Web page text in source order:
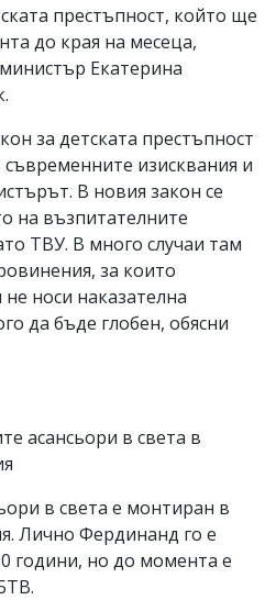
престъпност, който ще
до края на месеца,
Екатерина
за детската престъпност
съвременните изисквания и
В новия закон се
на възпитателните
ТВУ. В много случаи там
за които
носи наказателна
да бъде глобен, обясни
асансьори в света в
в света е монтиран в
Лично Фердинанд го е
години, но до момента е